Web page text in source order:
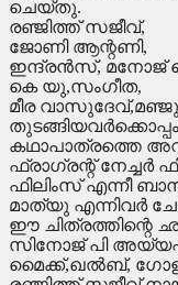
ചെയ്തു.
രഞ്ജിത്ത് സജീവ്,
ജോണി ആന്റണി,
ഇന്ദ്രൻസ്, മനോജ്
കെ യു,സംഗീത,
മീര വാസുദേവ്,മഞ്ജു
കഥാപാത്രത്തെ
ഫ്രാഗ്രന്റ്‌ നേച്ചർ
ഫിലിംസ് എന്നീ
മാത്യു എന്നിവർ
ഈ ചിത്രത്തിന്റെ
സിനോജ് പി
മൈക്ക്,ഖൽബ്,